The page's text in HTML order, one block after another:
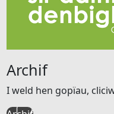
Archif
I weld hen gopïau,